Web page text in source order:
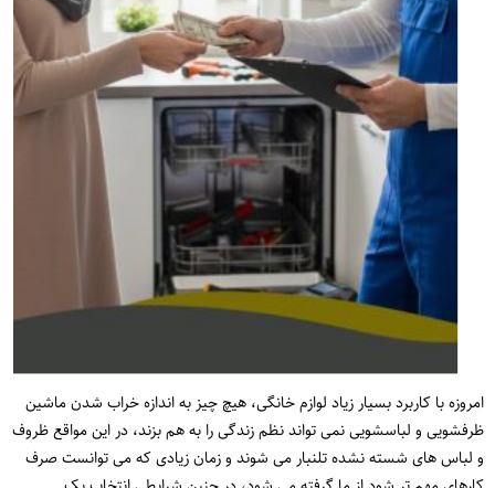
امروزه با کاربرد بسیار زیاد لوازم خانگی، هیچ چیز به اندازه خراب شدن ماشین
ظرفشویی و لباسشویی نمی تواند نظم زندگی را به هم بزند، در این مواقع ظروف
و لباس های شسته نشده تلنبار می شوند و زمان زیادی که می توانست صرف